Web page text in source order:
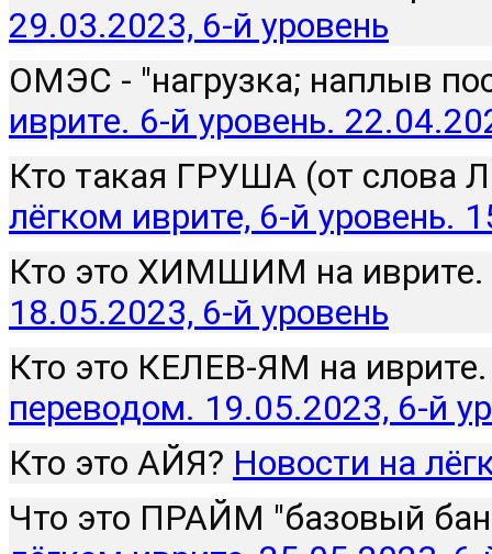
29.03.2023, 6-й уровень
ОМЭС - "нагрузка; наплыв
иврите. 6-й уровень.
Кто такая ГРУША (от слова
лёгком иврите, 6-й уровень.
Кто это ХИМШИМ на иврите.
18.05.2023, 6-й уровень
Кто это КЕЛЕВ-ЯМ на
переводом. 19.05.2023, 6-й
Кто это АЙЯ? Новости на
Что это ПРАЙМ "базовый